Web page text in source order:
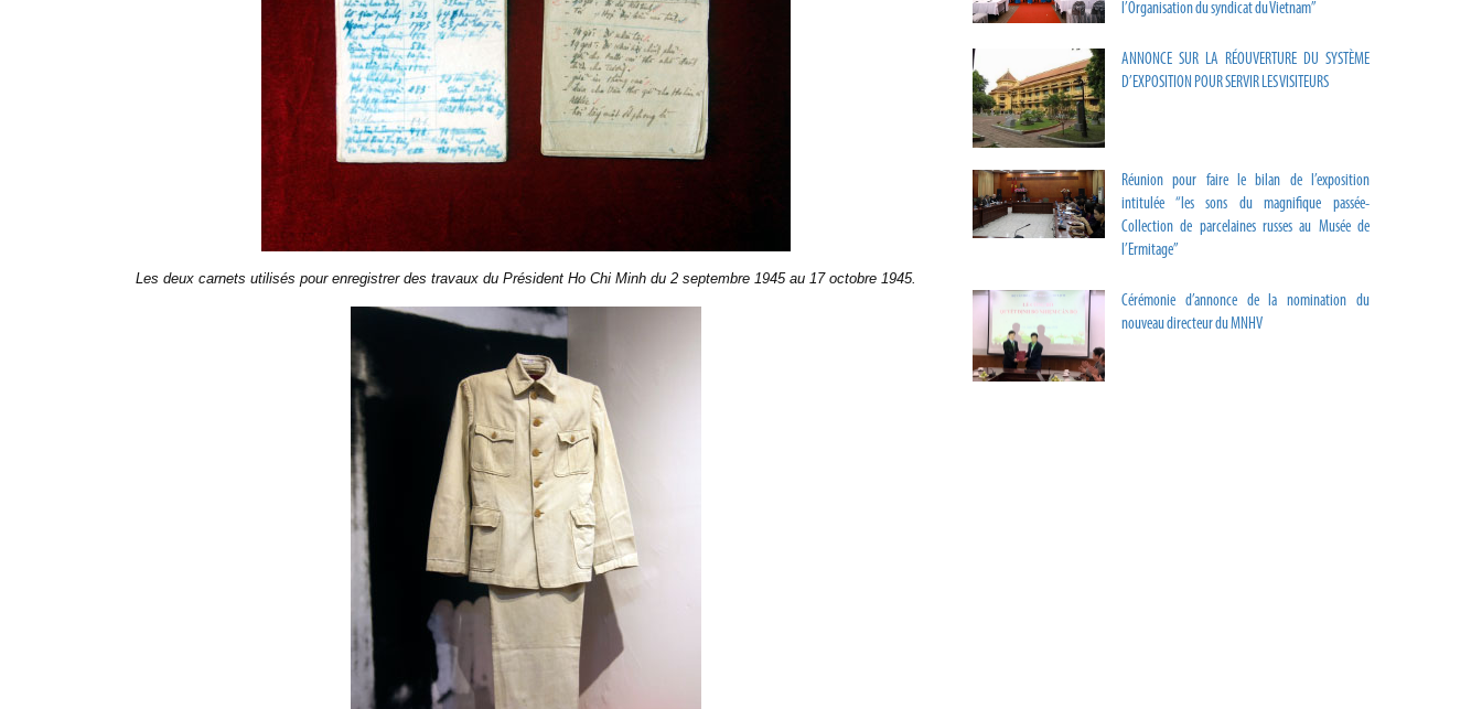
Les deux carnets utilisés pour enregistrer des travaux du Président Ho Chi Minh du 2 septembre 1945 au 17 octobre 1945.
l’Organisation du syndicat du Vietnam”
ANNONCE SUR LA RÉOUVERTURE DU SYSTÈME
D’EXPOSITION POUR SERVIR LES VISITEURS
Réunion pour faire le bilan de l’exposition
intitulée “les sons du magnifique passée-
Collection de parcelaines russes au Musée de
l’Ermitage”
Cérémonie d’annonce de la nomination du
nouveau directeur du MNHV